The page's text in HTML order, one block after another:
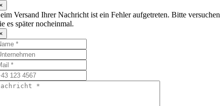
Versand Ihrer Nachricht ist ein Fehler aufgetreten. Bitte versuchen
es später nocheinmal.